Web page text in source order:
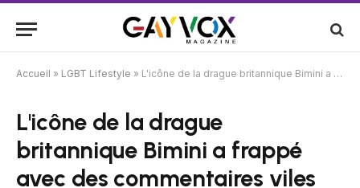
Accueil » LGBT Lifestyle » L'icône de la drague britannique Bimini a frappé avec des commentaires viles après l'apparence de Lorraine – mais a une réponse parfaite
L'icône de la drague
britannique Bimini a frappé
avec des commentaires viles